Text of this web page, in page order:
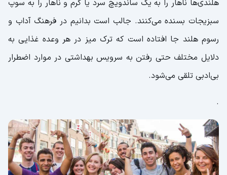
هلندی‌ها ناهار را به یک ساندویچ سرد یا گرم و ناهار را به سوپ
سبزیجات بسنده می‌کنند. جالب است بدانیم در فرهنگ آداب و
رسوم هلند جا افتاده است که ترک میز در هر وعده غذایی به
دلایل مختلف حتی رفتن به سرویس بهداشتی در موارد اضطرار
بی‌ادبی تلقی می‌شود.
.